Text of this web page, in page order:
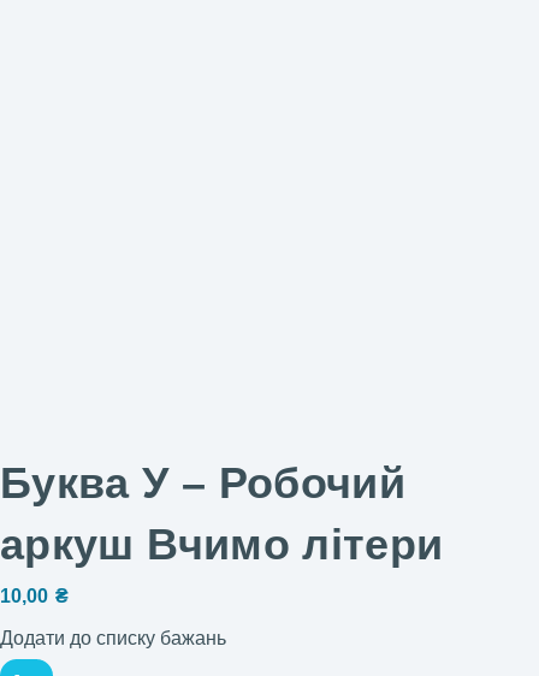
Буква У – Робочий
аркуш Вчимо літери
10,00 ₴
Додати до списку бажань